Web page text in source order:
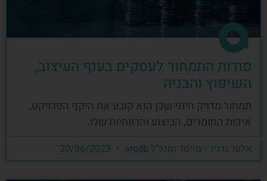
סודות התמחור לעסקים בענף העיצוב,
השיפוץ והבניה
תמחור מדויק חיוני שכן הוא קובע את היקף הפרויקט,
איכות החומרים, הביצוע והרווחיות שלו.
אלעד גרגיר - מייסד ומנכ"ל arcdb